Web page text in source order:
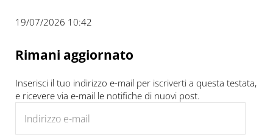
19/07/2026 10:42
Rimani aggiornato
Inserisci il tuo indirizzo e-mail per iscriverti a questa testata,
e ricevere via e-mail le notifiche di nuovi post.